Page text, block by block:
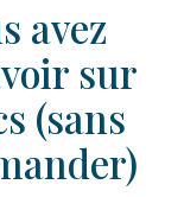
avez
sur
(sans